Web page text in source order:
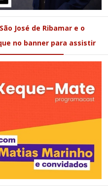
José de Ribamar e o
no banner para assistir